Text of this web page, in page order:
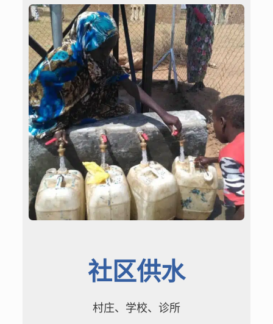
社区供水
村庄、学校、诊所